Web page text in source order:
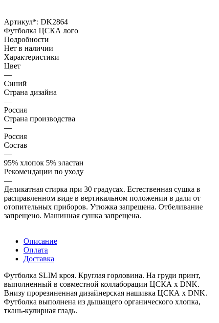
Артикул*: DK2864
Футболка ЦСКА лого
Подробности
Нет в наличии
Характеристики
Цвет
—
Синий
Страна дизайна
—
Россия
Страна производства
—
Россия
Состав
—
95% хлопок 5% эластан
Рекомендации по уходу
—
Деликатная стирка при 30 градусах. Естественная сушка в
расправленном виде в вертикальном положении в дали от
отопительных приборов. Утюжка запрещена. Отбеливание
запрещено. Машинная сушка запрещена.
Описание
Оплата
Доставка
Футболка SLIM кроя. Круглая горловина. На груди принт,
выполненный в совместной коллаборации ЦСКА х DNK.
Внизу прорезиненная дизайнерская нашивка ЦСКА х DNK.
Футболка выполнена из дышащего органического хлопка,
ткань-кулирная гладь.